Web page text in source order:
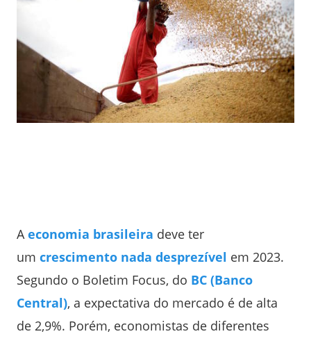
Aeconomia brasileira deve ter
um crescimento nada desprezível em 2023.
Segundo o Boletim Focus, do BC (Banco
Central), a expectativa do mercado é de alta
de 2,9%. Porém, economistas de diferentes